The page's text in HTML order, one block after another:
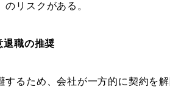
リスクがある。
退職の推奨
するため、会社が一方的に契約を